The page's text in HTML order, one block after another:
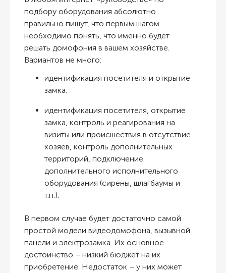
подбору оборудования абсолютно
правильно пишут, что первым шагом
необходимо понять, что именно будет
решать домофония в вашем хозяйстве.
Вариантов не много:
идентификация посетителя и открытие
замка;
идентификация посетителя, открытие
замка, контроль и реагирования на
визиты или происшествия в отсутствие
хозяев, контроль дополнительных
территорий, подключение
дополнительного исполнительного
оборудования (сирены, шлагбаумы и
т.п.).
В первом случае будет достаточно самой
простой модели видеодомофона, вызывной
панели и электрозамка. Их основное
достоинство – низкий бюджет на их
приобретение. Недостаток – у них может